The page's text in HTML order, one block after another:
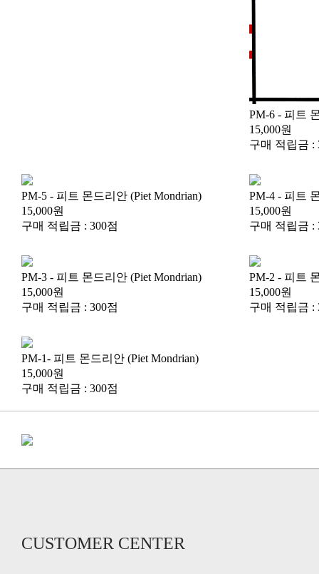
PM-6 - 피트
15,000원
구매 적립금 :
PM-5 - 피트 몬드리안 (Piet Mondrian)
15,000원
구매 적립금 : 300점
PM-4 - 피트
15,000원
구매 적립금 :
PM-3 - 피트 몬드리안 (Piet Mondrian)
15,000원
구매 적립금 : 300점
PM-2 - 피트
15,000원
구매 적립금 :
PM-1- 피트 몬드리안 (Piet Mondrian)
15,000원
구매 적립금 : 300점
CUSTOMER CENTER